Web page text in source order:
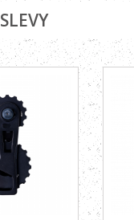
SLEVY